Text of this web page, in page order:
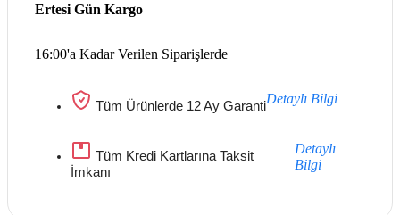
16:00'a Kadar Verilen Siparişlerde
Ertesi Gün Kargo
Tüm Ürünlerde 12 Ay GarantiDetaylı Bilgi
Tüm Kredi Kartlarına Taksit
İmkanı
Detaylı
Bilgi